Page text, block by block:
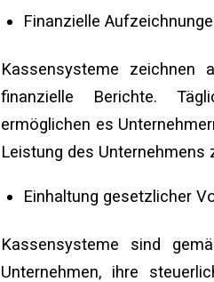
Finanzielle
Kassensysteme zeichnen
finanzielle Berichte.
ermöglichen es
Leistung des Unternehmens
Einhaltung gesetzlicher
Kassensysteme sind
Unternehmen, ihre